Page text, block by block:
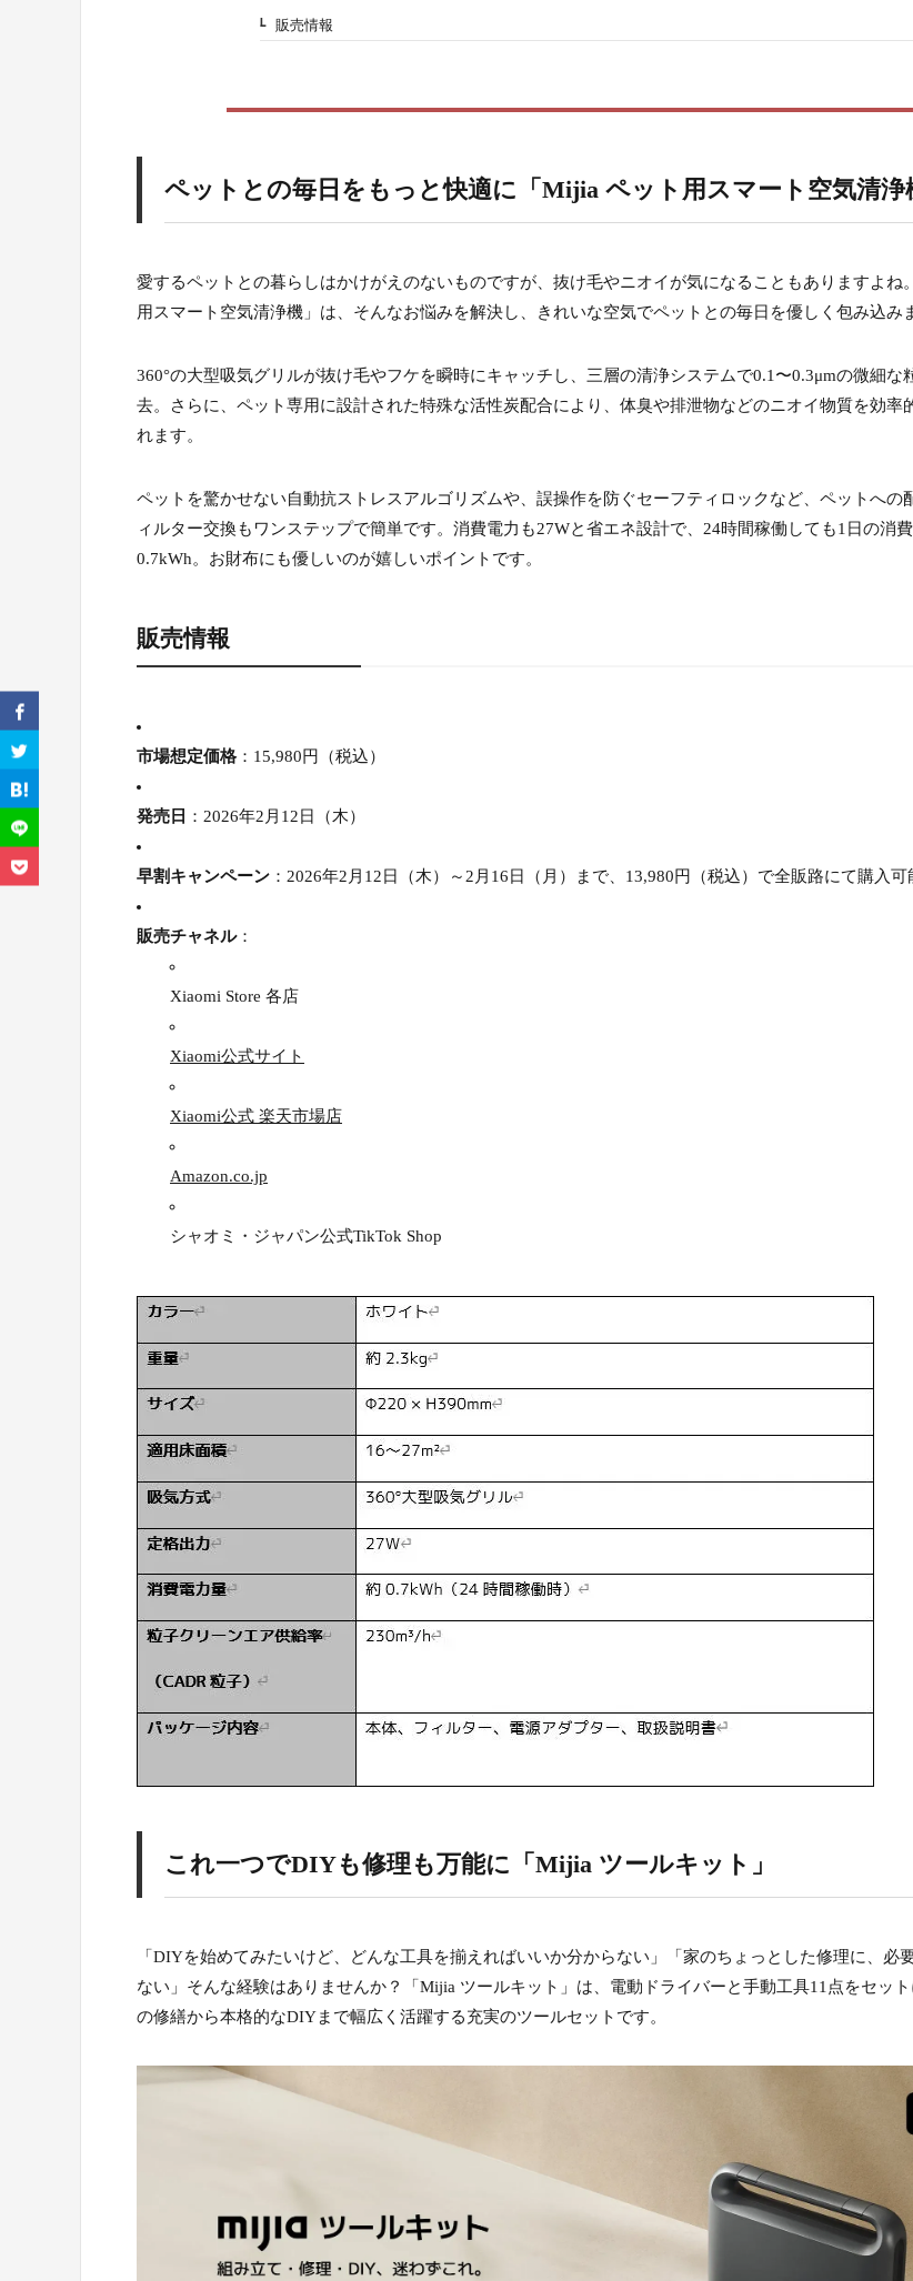
4-1.販売情報
ペットとの毎日をもっと快適に「Mijia ペット用スマート空気清浄
愛するペットとの暮らしはかけがえのないものですが、抜け毛やニオイが気になることもありますよね
用スマート空気清浄機」は、そんなお悩みを解決し、きれいな空気でペットとの毎日を優しく包み込み
360°の大型吸気グリルが抜け毛やフケを瞬時にキャッチし、三層の清浄システムで0.1〜0.3μmの微細な
去。さらに、ペット専用に設計された特殊な活性炭配合により、体臭や排泄物などのニオイ物質を効率
れます。
ペットを驚かせない自動抗ストレスアルゴリズムや、誤操作を防ぐセーフティロックなど、ペットへの
ィルター交換もワンステップで簡単です。消費電力も27Wと省エネ設計で、24時間稼働しても1日の消
0.7kWh。お財布にも優しいのが嬉しいポイントです。
販売情報
市場想定価格：15,980円（税込）
発売日 ：2026年2月12日（木）
早割キャンペーン ：2026年2月12日（木）～2月16日（月）まで、13,980円（税込）で全販路にて購入可
販売チャネル：
Xiaomi Store 各店
Xiaomi公式サイト
Xiaomi公式 楽天市場店
Amazon.co.jp
シャオミ・ジャパン公式TikTok Shop
これ一つでDIYも修理も万能に「Mijia ツールキット」
「DIYを始めてみたいけど、どんな工具を揃えればいいか分からない」「家のちょっとした修理に、必
ない」そんな経験はありませんか？「Mijia ツールキット」は、電動ドライバーと手動工具11点をセッ
の修繕から本格的なDIYまで幅広く活躍する充実のツールセットです。